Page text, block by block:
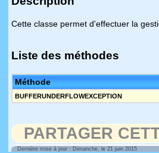
Cette classe permet d'effectuer la
Liste des méthodes
Méthode
BUFFERUNDERFLOWEXCEPTION
PARTAGER
Dernière mise à jour : Dimanche, le 21 juin 2015